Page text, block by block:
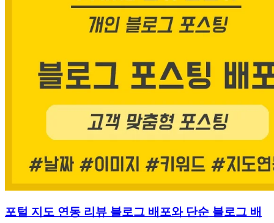
포털 지도 연동 리뷰 블로그 배포와 단순 블로그 배